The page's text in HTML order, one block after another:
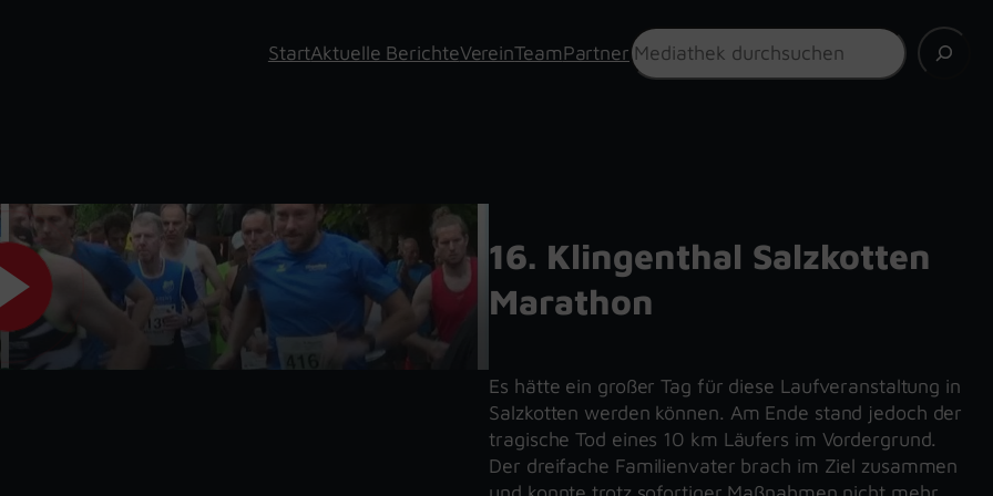
StartAktuelle BerichteVereinTeamPartner
Suchen
16. Klingenthal Salzkotten
Marathon
Es hätte ein großer Tag für diese Laufveranstaltung in
Salzkotten werden können. Am Ende stand jedoch der
tragische Tod eines 10 km Läufers im Vordergrund.
Der dreifache Familienvater brach im Ziel zusammen